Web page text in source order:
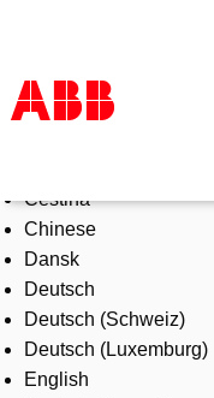
Products & Solutions
Industries
Services
About us
Where to buy
Contact us
Careers
Čeština
Chinese
Dansk
Deutsch
Deutsch (Schweiz)
Deutsch (Luxemburg)
English